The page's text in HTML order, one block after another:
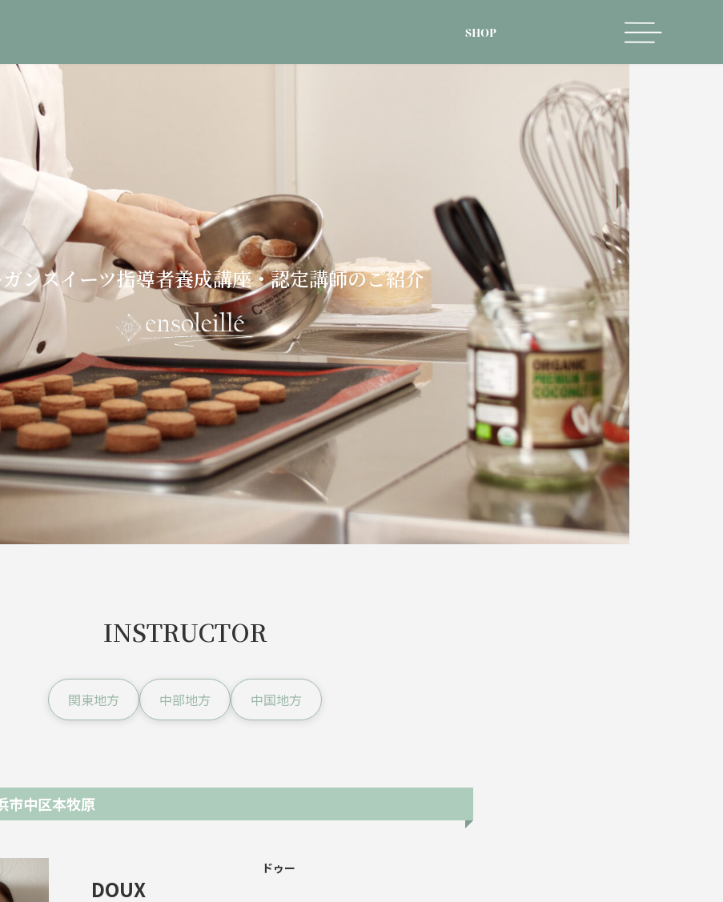
SHOP
ンスイーツ指導者養成講座・認定講師のご紹介
INSTRUCTOR
関東地方 中部地方 中国地方
市中区本牧原
ドゥー
DOUX